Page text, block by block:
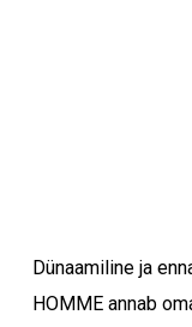
Dünaamiline ja
HOMME annab